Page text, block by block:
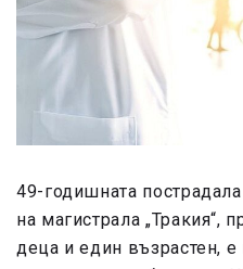
49-годишната
на магистрала „Тракия“,
деца и един възрастен, е